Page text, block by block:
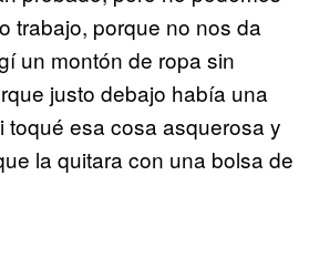
trabajo, porque no nos da
un montón de ropa sin
justo debajo había una
esa cosa asquerosa y
la quitara con una bolsa de